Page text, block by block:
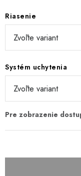
Riasenie
Systém uchytenia